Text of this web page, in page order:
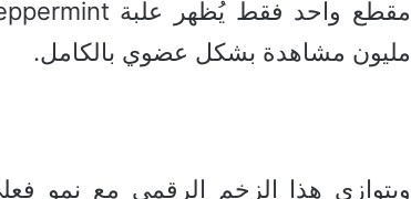
مليون مشاهدة بشكل عضوي بالكامل.